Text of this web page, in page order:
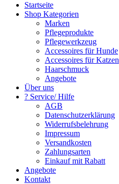
Startseite
Shop Kategorien
Marken
Pflegeprodukte
Pflegewerkzeug
Accessoires für Hunde
Accessoires für Katzen
Haarschmuck
Angebote
Über uns
? Service/ Hilfe
AGB
Datenschutzerklärung
Widerrufsbelehrung
Impressum
Versandkosten
Zahlungsarten
Einkauf mit Rabatt
Angebote
Kontakt